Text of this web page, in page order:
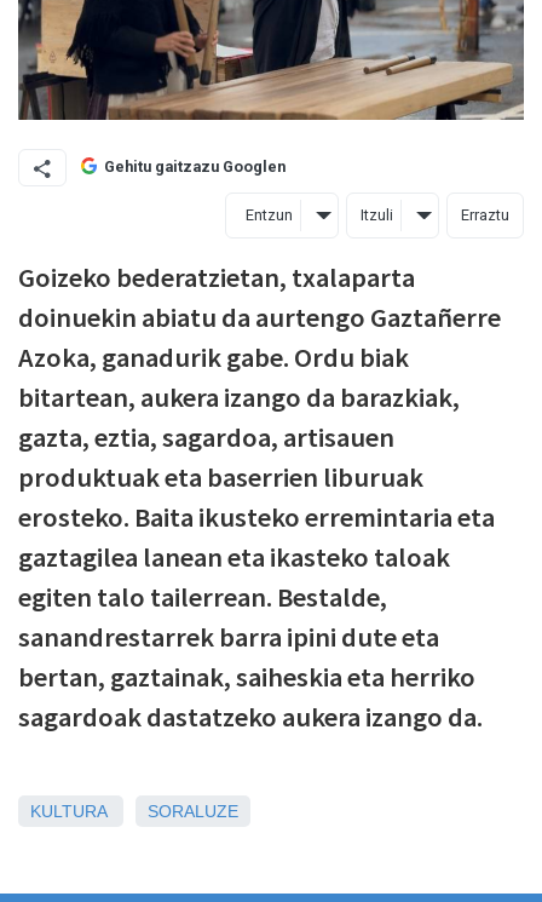
Gehitu gaitzazu Googlen
Entzun Itzuli Erraztu
Goizeko bederatzietan, txalaparta
doinuekin abiatu da aurtengo Gaztañerre
Azoka, ganadurik gabe. Ordu biak
bitartean, aukera izango da barazkiak,
gazta, eztia, sagardoa, artisauen
produktuak eta baserrien liburuak
erosteko. Baita ikusteko erremintaria eta
gaztagilea lanean eta ikasteko taloak
egiten talo tailerrean. Bestalde,
sanandrestarrek barra ipini dute eta
bertan, gaztainak, saiheskia eta herriko
sagardoak dastatzeko aukera izango da.
KULTURA SORALUZE